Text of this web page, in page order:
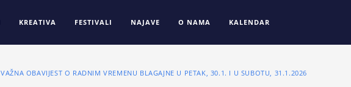
KREATIVA FESTIVALI NAJAVE O NAMA KALENDAR
VAŽNA OBAVIJEST O RADNIM VREMENU BLAGAJNE U PETAK, 30.1. I U SUBOTU, 31.1.2026